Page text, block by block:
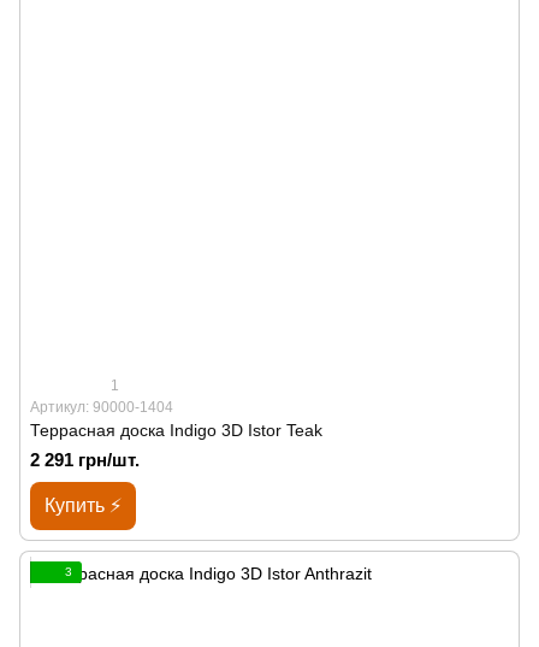
1
Артикул: 90000-1404
Террасная доска Indigo 3D Istor Teak
2 291 грн/шт.
Купить ⚡
3